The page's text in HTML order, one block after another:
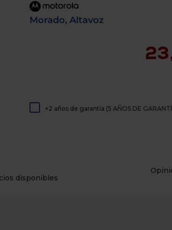
de
táctiles
Morado, Altavoz
+2 años de garantía (5 AÑOS DE
disponibles